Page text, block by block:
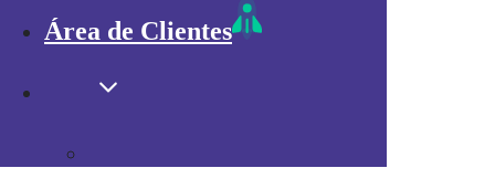
Área de Clientes
Tv
UK IP